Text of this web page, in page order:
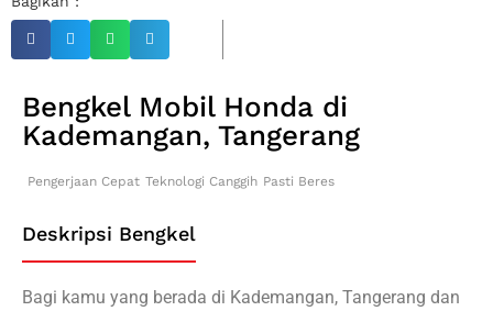
Bengkel Mobil Honda di
Kademangan, Tangerang
Pengerjaan Cepat Teknologi Canggih Pasti Beres
Deskripsi Bengkel
Bagi kamu yang berada di Kademangan, Tangerang dan